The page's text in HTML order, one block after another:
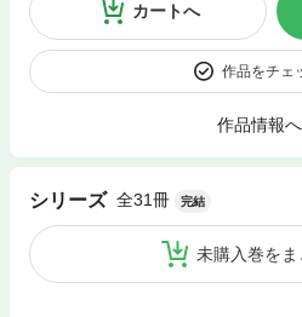
カートへ
作品をチェ
作品情報へ
シリーズ 全31冊 完結
未購入巻をま